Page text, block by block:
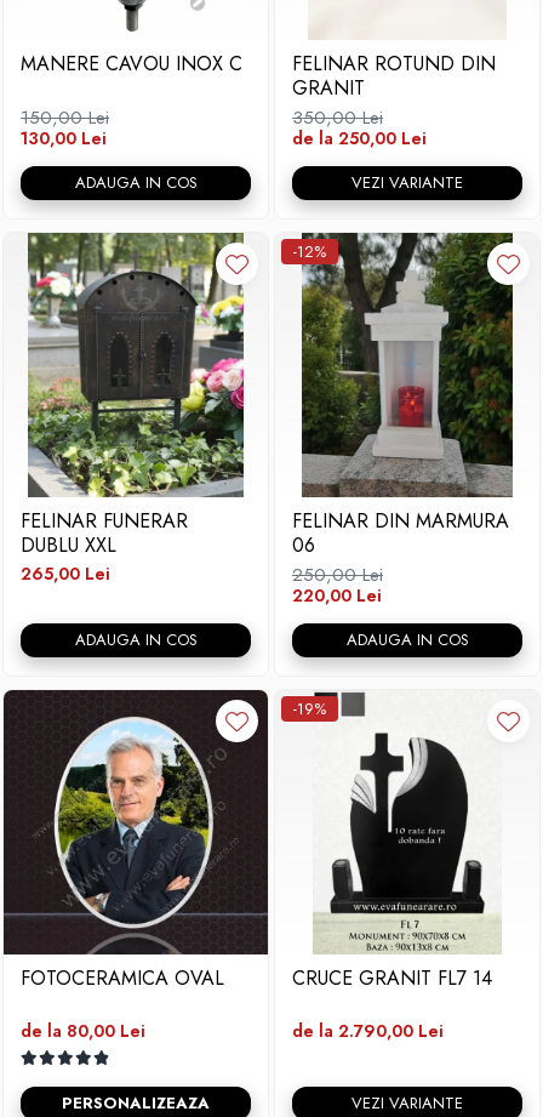
Placa memoriala
Placute ABS personalizate
marmura
MANERE CAVOU INOX C
150,00 Lei
130,00 Lei
ADAUGA IN COS
FELINAR ROTUND DIN
GRANIT
350,00 Lei
de la 250,00 Lei
VEZI VARIANTE
FELINAR FUNERAR
DUBLU XXL
265,00 Lei
ADAUGA IN COS
-12%
FELINAR DIN MARMURA
06
250,00 Lei
220,00 Lei
ADAUGA IN COS
FOTOCERAMICA OVAL
de la 80,00 Lei
PERSONALIZEAZA
-19%
CRUCE GRANIT FL7 14
de la 2.790,00 Lei
VEZI VARIANTE